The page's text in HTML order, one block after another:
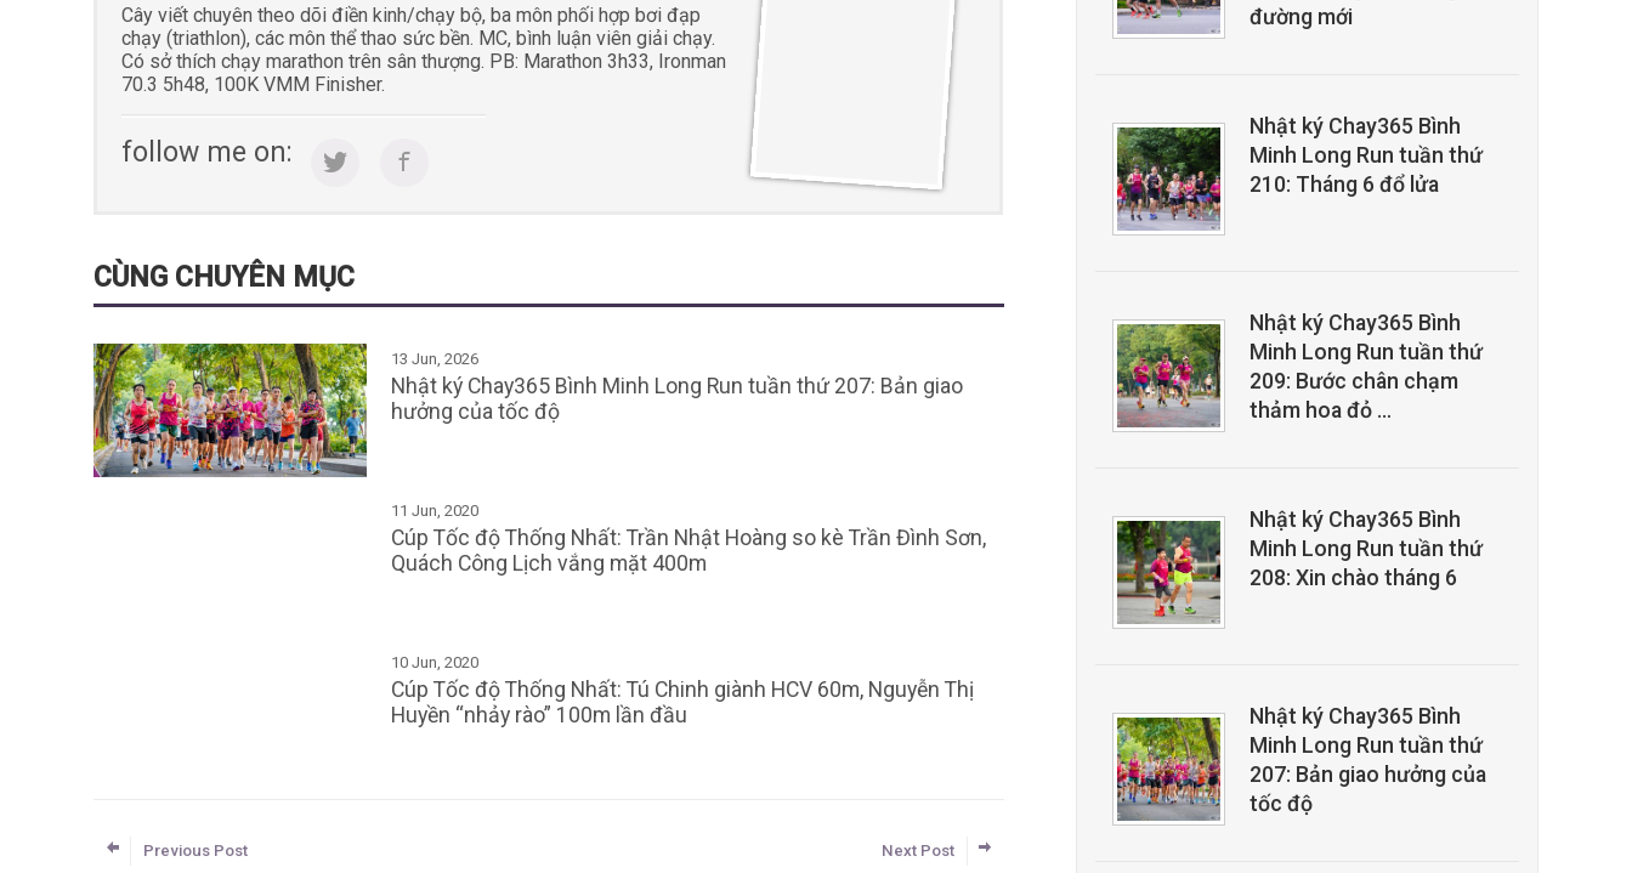
đường mới
Nhật ký Chay365 Bình
Minh Long Run tuần thứ
210: Tháng 6 đổ lửa
Nhật ký Chay365 Bình
Minh Long Run tuần thứ
209: Bước chân chạm
thảm hoa đỏ …
Nhật ký Chay365 Bình
Minh Long Run tuần thứ
208: Xin chào tháng 6
Nhật ký Chay365 Bình
Minh Long Run tuần thứ
207: Bản giao hưởng của
tốc độ
Cây viết chuyên theo dõi điền kinh/chạy bộ, ba môn phối hợp bơi đạp
chạy (triathlon), các môn thể thao sức bền. MC, bình luận viên giải chạy.
Có sở thích chạy marathon trên sân thượng. PB: Marathon 3h33, Ironman
70.3 5h48, 100K VMM Finisher.
follow me on:
CÙNG CHUYÊN MỤC
13 Jun, 2026
Nhật ký Chay365 Bình Minh Long Run tuần thứ 207: Bản giao
hưởng của tốc độ
11 Jun, 2020
Cúp Tốc độ Thống Nhất: Trần Nhật Hoàng so kè Trần Đình Sơn,
Quách Công Lịch vắng mặt 400m
10 Jun, 2020
Cúp Tốc độ Thống Nhất: Tú Chinh giành HCV 60m, Nguyễn Thị
Huyền “nhảy rào” 100m lần đầu
Previous Post Next Post